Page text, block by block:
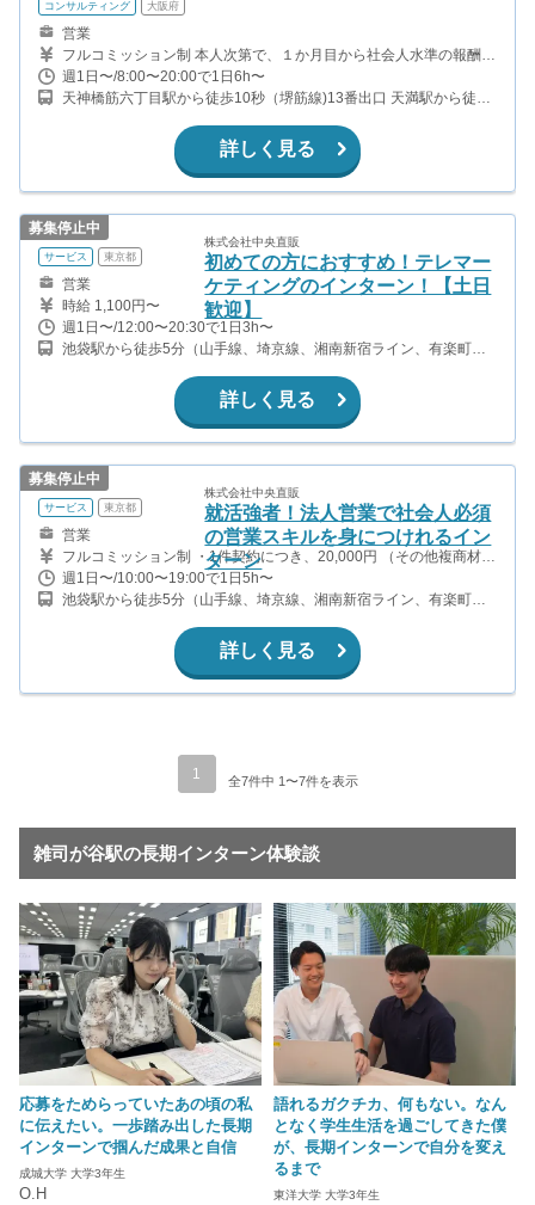
コンサルティング 大阪府
営業
フルコミッション制 本人次第で、１か月目から社会人水準の報酬を
目指せます 成果に応じて、1契約につき15万〜30万円を支給しま
す。 （商材・役職・成果レベルにより変動） 未経験スタートが前
提のため、 最初は研修や同行を通じて、仕事の流れを理解するとこ
ろから開始。 いきなり高い成果を求める環境ではありません。 ■ア
ドバイス 行動と成長が、正当に評価されるインターンです。 お金
を追ってもお金は手に入りません！ お客様からの「ありがとう」
感謝される回数や深さを追求した方から 活躍しています！！
週1日〜/8:00〜20:00で1日6h〜
天神橋筋六丁目駅から徒歩10秒（堺筋線)13番出口 天満駅から徒歩
詳しく見る
募集停止中
株式会社中央直販
初めての方におすすめ！テレマー
ケティングのインターン！【土日
歓迎】
サービス 東京都
営業
時給 1,100円〜
週1日〜/12:00〜20:30で1日3h〜
池袋駅から徒歩5分（山手線、埼京線、湘南新宿ライン、有楽町
徒歩5分（都電荒川線） 東池袋四丁目駅から徒歩7分（都電荒川
詳しく見る
募集停止中
株式会社中央直販
就活強者！法人営業で社会人必須
の営業スキルを身につけれるイン
ターン
サービス 東京都
営業
フルコミッション制 ・1件契約につき、20,000円 （その他複商材付
きで報酬アップ） ■給与目安 週3日1日5時間の場合、月15万円 週5
日フルタイムの場合、月40万円 交通費支給あり
週1日〜/10:00〜19:00で1日5h〜
池袋駅から徒歩5分（山手線、埼京線、湘南新宿ライン、有楽町
徒歩5分（都電荒川線） 東池袋四丁目駅から徒歩7分（都電荒川
詳しく見る
1 全7件中 1〜7件を表示
雑司が谷駅の長期インターン体験談
応募をためらっていたあの頃の私
に伝えたい。一歩踏み出した長期
インターンで掴んだ成果と自信
成城大学 大学3年生
O.H
語れるガクチカ、何もない。なん
となく学生生活を過ごしてきた僕
が、長期インターンで自分を変え
るまで
東洋大学 大学3年生